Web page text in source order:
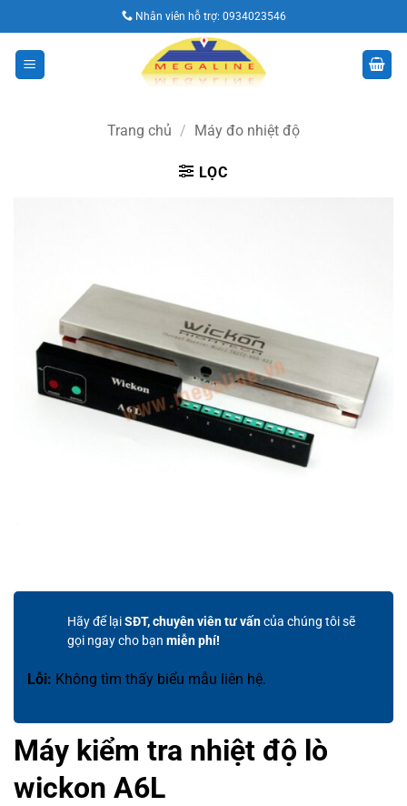
qua
nội
dung
Nhân viên hỗ trợ: 0934023546
Trang chủ / Máy đo nhiệt độ
LỌC
Hãy để lạiSĐT, chuyên viên tư vấncủa chúng tôi sẽ
gọi ngay cho bạn miễn phí!
Lỗi: Không tìm thấy biểu mẫu liên hệ.
Máy kiểm tra nhiệt độ lò
wickon A6L